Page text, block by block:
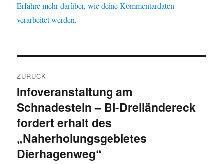
Erfahre mehr darüber, wie deine Kommentardaten
verarbeitet werden.
ZURÜCK
Vorheriger
Beitrag:
Infoveranstaltung am
Schnadestein – BI-Dreiländereck
fordert erhalt des
„Naherholungsgebietes
Dierhagenweg“